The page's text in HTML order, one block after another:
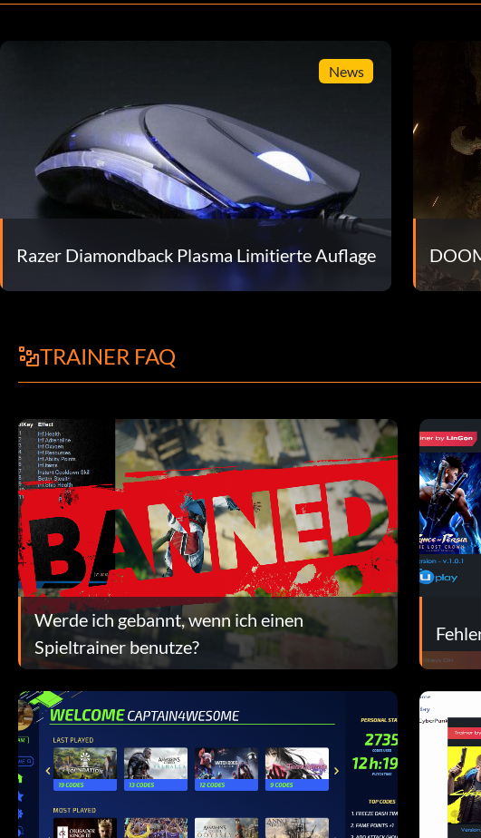
News
Razer Diamondback Plasma Limitierte Auflage
TRAINER FAQ
Werde ich gebannt, wenn ich einen
Spieltrainer benutze?